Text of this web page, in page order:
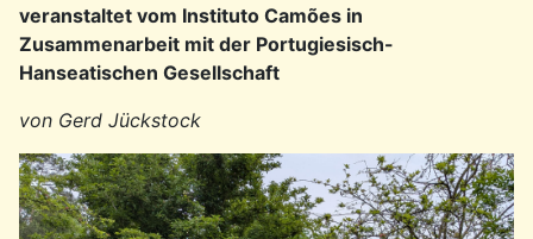
veranstaltet vom Instituto Camões in
Zusammenarbeit mit der Portugiesisch-
Hanseatischen Gesellschaft
von Gerd Jückstock